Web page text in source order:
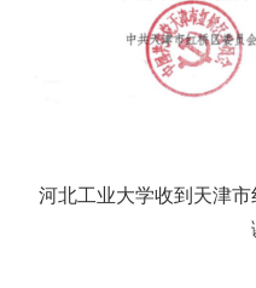
河北工业大学收到天津